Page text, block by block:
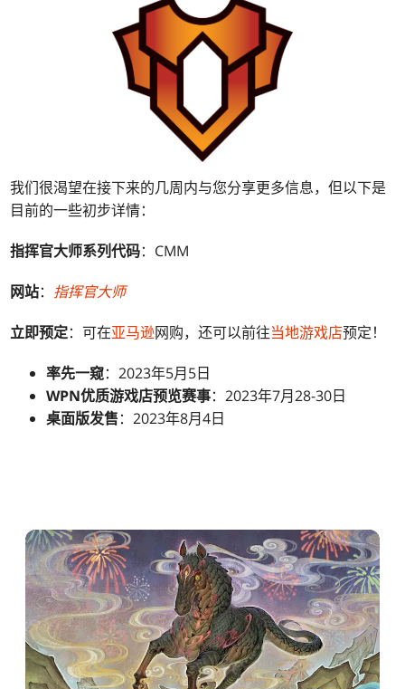
我们很渴望在接下来的几周内与您分享更多信息，但以下是
目前的一些初步详情：
指挥官大师系列代码：CMM
网站： 指挥官大师
立即预定：可在亚马逊网购，还可以前往当地游戏店预定！
率先一窥：2023年5月5日
WPN优质游戏店预览赛事：2023年7月28-30日
桌面版发售：2023年8月4日